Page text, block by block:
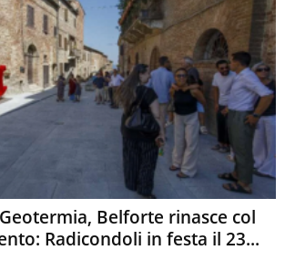
Belforte rinasce col
Radicondoli in festa il 23...